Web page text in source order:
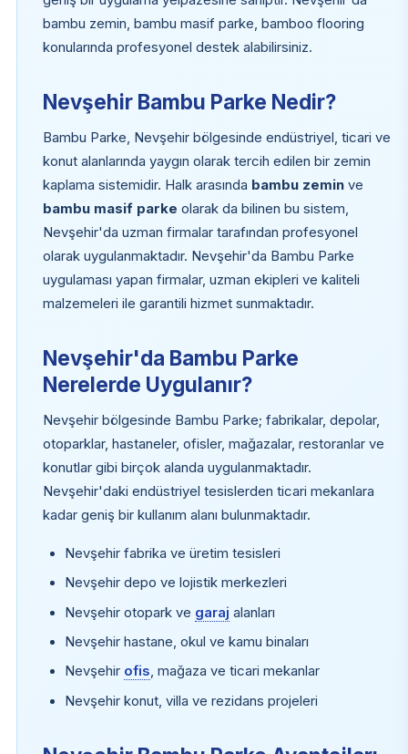
bambu zemin, bambu masif parke, bamboo flooring
konularında profesyonel destek alabilirsiniz.
Nevşehir Bambu Parke Nedir?
Bambu Parke, Nevşehir bölgesinde endüstriyel, ticari ve
konut alanlarında yaygın olarak tercih edilen bir zemin
kaplama sistemidir. Halk arasında bambu zeminve
bambu masif parke olarak da bilinen bu sistem,
Nevşehir'da uzman firmalar tarafından profesyonel
olarak uygulanmaktadır. Nevşehir'da Bambu Parke
uygulaması yapan firmalar, uzman ekipleri ve kaliteli
malzemeleri ile garantili hizmet sunmaktadır.
Nevşehir'da Bambu Parke
Nerelerde Uygulanır?
Nevşehir bölgesinde Bambu Parke; fabrikalar, depolar,
otoparklar, hastaneler, ofisler, mağazalar, restoranlar ve
konutlar gibi birçok alanda uygulanmaktadır.
Nevşehir'daki endüstriyel tesislerden ticari mekanlara
kadar geniş bir kullanım alanı bulunmaktadır.
Nevşehir fabrika ve üretim tesisleri
Nevşehir depo ve lojistik merkezleri
Nevşehir otopark ve garaj alanları
Nevşehir hastane, okul ve kamu binaları
Nevşehir ofis, mağaza ve ticari mekanlar
Nevşehir konut, villa ve rezidans projeleri